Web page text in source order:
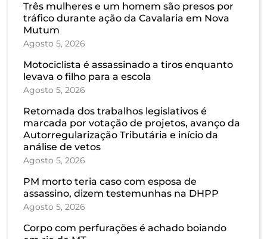
Três mulheres e um homem são presos por
tráfico durante ação da Cavalaria em Nova
Mutum
Agosto 5, 2026
Motociclista é assassinado a tiros enquanto
levava o filho para a escola
Agosto 5, 2026
Retomada dos trabalhos legislativos é
marcada por votação de projetos, avanço da
Autorregularização Tributária e início da
análise de vetos
Agosto 5, 2026
PM morto teria caso com esposa de
assassino, dizem testemunhas na DHPP
Agosto 5, 2026
Corpo com perfurações é achado boiando